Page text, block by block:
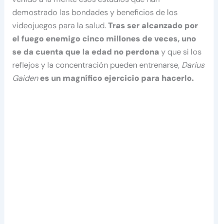
demostrado las bondades y beneficios de los
videojuegos para la salud.Tras ser alcanzado por
el fuego enemigo cinco millones de veces, uno
se da cuenta que la edad no perdona y que si los
reflejos y la concentración pueden entrenarse, Darius
Gaidenes un magnífico ejercicio para hacerlo.